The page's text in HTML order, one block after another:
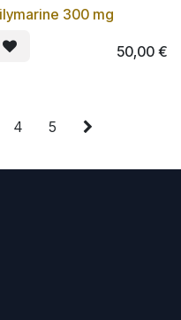
Lot de 3
300 mg
50,00€
4 5